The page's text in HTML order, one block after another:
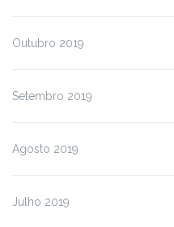
Outubro 2019
Setembro 2019
Agosto 2019
Julho 2019